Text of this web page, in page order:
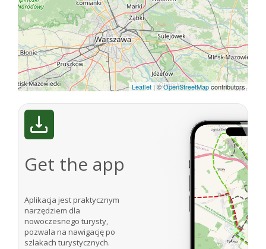
Leaflet | ©OpenStreetMapcontributors
Get the app
Aplikacja jest praktycznym
narzędziem dla
nowoczesnego turysty,
pozwala na nawigację po
szlakach turystycznych.